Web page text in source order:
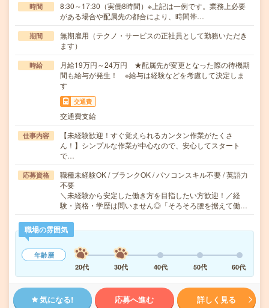
時間
8:30～17:30（実働8時間）※上記は一例です。業務上必要
がある場合や配属先の都合により、時間帯…
期間
無期雇用（テクノ・サービスの正社員として勤務いただき
ます）
時給
月給19万円～24万円 ★配属先が変更となった際の待機期
間も給与が発生！ ※給与は経験などを考慮して決定しま
す
交通費
交通費支給
仕事内容
【未経験歓迎！すぐ覚えられるカンタン作業がたくさ
ん！】シンプルな作業が中心なので、安心してスタート
で…
応募資格
職種未経験OK / ブランクOK / パソコンスキル不要 / 英語力
不要
＼未経験から安定した働き方を目指したい方歓迎！／経
験・資格・学歴は問いません◎「そろそろ腰を据えて働…
職場の雰囲気
年齢層
20代
30代 40代 50代 60代
気になる! 応募へ進む 詳しく見る